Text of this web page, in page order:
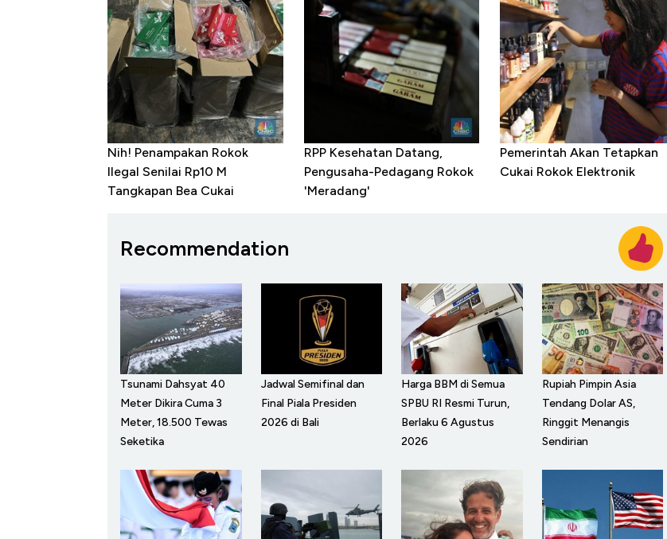
Nih! Penampakan Rokok
Ilegal Senilai Rp10 M
Tangkapan Bea Cukai
RPP Kesehatan Datang,
Pengusaha-Pedagang Rokok
'Meradang'
Pemerintah Akan Tetapkan
Cukai Rokok Elektronik
Recommendation
Tsunami Dahsyat 40
Meter Dikira Cuma 3
Meter, 18.500 Tewas
Seketika
Jadwal Semifinal dan
Final Piala Presiden
2026 di Bali
Harga BBM di Semua
SPBU RI Resmi Turun,
Berlaku 6 Agustus
2026
Rupiah Pimpin Asia
Tendang Dolar AS,
Ringgit Menangis
Sendirian